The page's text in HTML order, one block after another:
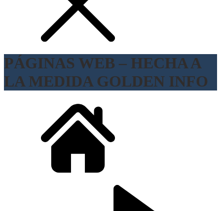
PÁGINAS WEB – HECHA A
LA MEDIDA GOLDEN INFO